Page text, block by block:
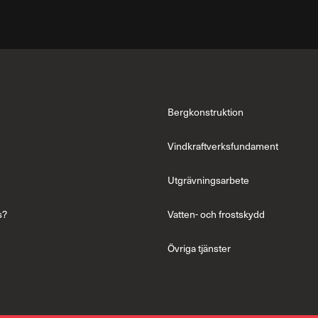
Bergkonstruktion
Vindkraftverksfundament
Utgrävningsarbete
Vatten- och frostskydd
Övriga tjänster